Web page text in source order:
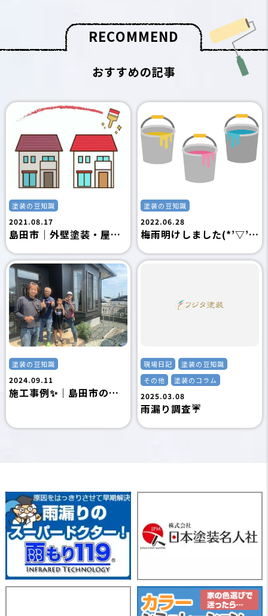
RECOMMEND
おすすめの記事
塗装の豆知識
2021.08.17
島田市｜外壁塗装・屋根塗装｜外壁塗装の工事を失敗させない為には？？｜島田市の外壁塗装専門店フジタ塗装
塗装の豆知識
2022.06.28
梅雨明けしました(*’▽’)｜島田市の外壁塗装専門店フジタ塗装
塗装の豆知識
2024.09.11
施工事例✨｜島田市の外壁塗装専門店フジタ塗装
現場日記
塗装の豆知識
その他
塗装のコラム
2025.03.08
雨漏り調査☔